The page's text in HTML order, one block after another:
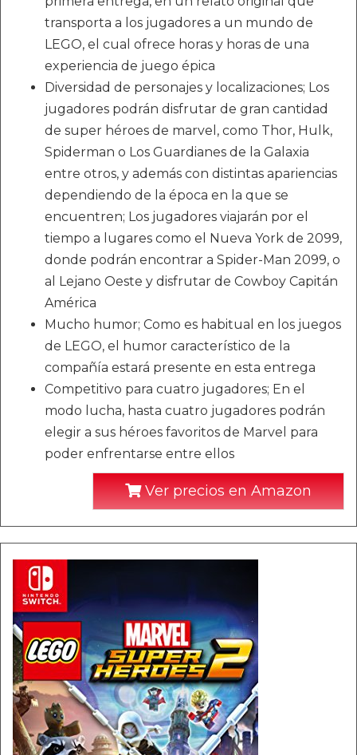
transporta a los jugadores a un mundo de
LEGO, el cual ofrece horas y horas de una
experiencia de juego épica
Diversidad de personajes y localizaciones; Los
jugadores podrán disfrutar de gran cantidad
de super héroes de marvel, como Thor, Hulk,
Spiderman o Los Guardianes de la Galaxia
entre otros, y además con distintas apariencias
dependiendo de la época en la que se
encuentren; Los jugadores viajarán por el
tiempo a lugares como el Nueva York de 2099,
donde podrán encontrar a Spider-Man 2099, o
al Lejano Oeste y disfrutar de Cowboy Capitán
América
Mucho humor; Como es habitual en los juegos
de LEGO, el humor característico de la
compañía estará presente en esta entrega
Competitivo para cuatro jugadores; En el
modo lucha, hasta cuatro jugadores podrán
elegir a sus héroes favoritos de Marvel para
poder enfrentarse entre ellos
Ver precios en Amazon